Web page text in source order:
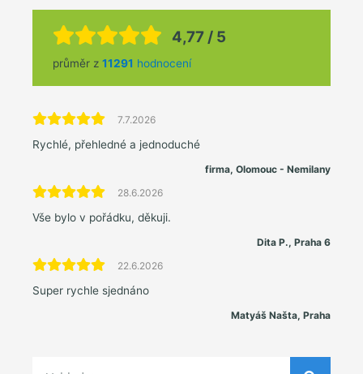
4,77 / 5
průměr z 11291 hodnocení
7.7.2026
Rychlé, přehledné a jednoduché
firma, Olomouc - Nemilany
28.6.2026
Vše bylo v pořádku, děkuji.
Dita P., Praha 6
22.6.2026
Super rychle sjednáno
Matyáš Našta, Praha